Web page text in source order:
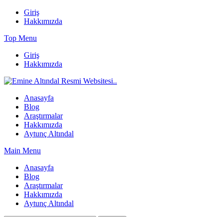
Skip
Giriş
Hakkımızda
Top Menu
Giriş
Hakkımızda
Anasayfa
Blog
Araştırmalar
Hakkımızda
Aytunç Altındal
Main Menu
Anasayfa
Blog
Araştırmalar
Hakkımızda
Aytunç Altındal